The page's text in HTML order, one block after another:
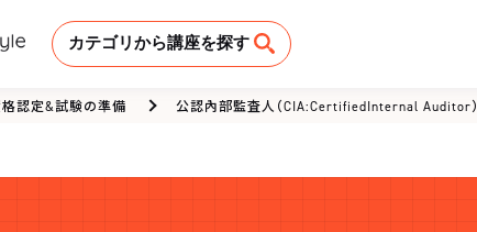
カテゴリから講座を探す
格認定&試験の準備 公認內部監査人（CIA:CertifiedInternal Auditor）